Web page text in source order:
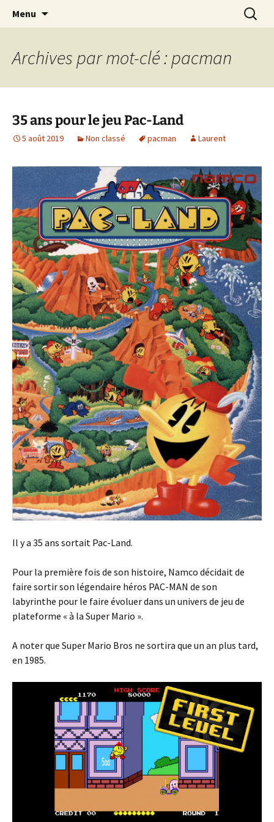
Laurent Rieppi
Journaliste musical · Historien du rock ·
Conférencier
Menu
Archives par mot-clé : pacman
35 ans pour le jeu Pac-Land
5 août 2019 Non classé pacman Laurent
Il y a 35 ans sortait Pac-Land.
Pour la première fois de son histoire, Namco décidait de
faire sortir son légendaire héros PAC-MAN de son
labyrinthe pour le faire évoluer dans un univers de jeu de
plateforme « à la Super Mario ».
A noter que Super Mario Bros ne sortira que un an plus tard,
en 1985.